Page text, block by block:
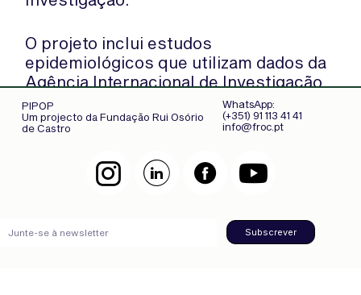
O projeto inclui estudos
epidemiológicos que utilizam dados da
Agência Internacional de Investigação
do Cancro e do Sistema Europeu de
Informação sobre o Cancro, inquéritos
ensaios clínicos abertos na Europa de
2010 a 2022 e análise bibliométrica das
“A sessão plenária sobre as
PIPOP
Um projecto da Fundação Rui Osório
de Castro
WhatsApp:
(+351) 91 113 41 41
info@froc.pt
Subscrever